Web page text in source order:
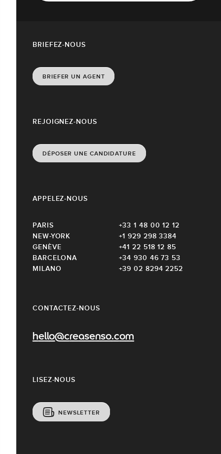
CONTACTEZ-NOUS
hello@creasenso.com
REJOIGNEZ-NOUS
DÉPOSER UNE CANDIDATURE
LISEZ-NOUS
NEWSLETTER
APPELEZ-NOUS
PARIS
+33 1 48 00 12 12
NEW-YORK
+1 929 298 3384
GENÈVE
+41 22 518 12 85
BARCELONA
+34 930 46 73 53
MILANO
+39 02 8294 2252
BRIEFEZ-NOUS
BRIEFER UN AGENT